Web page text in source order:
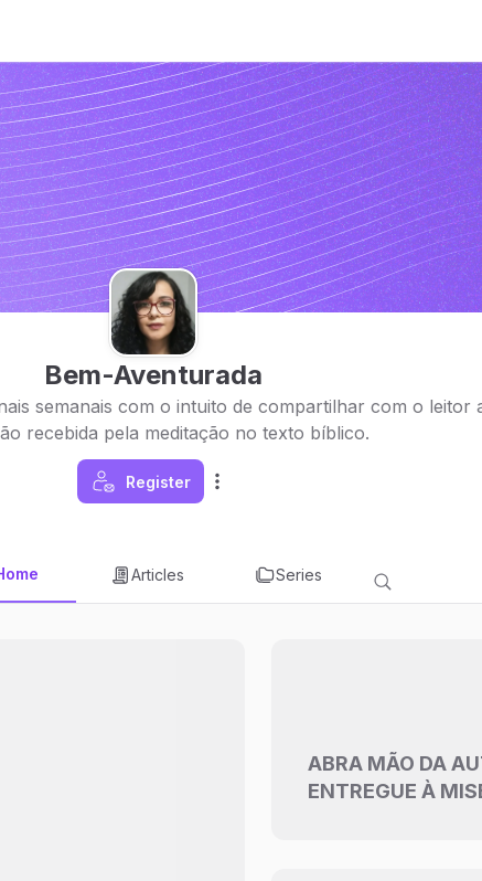
Bem-Aventurada
semanais com o intuito de compartilhar com o leitor
recebida pela meditação no texto bíblico.
Register
Articles Series
ABRA MÃO DA
ENTREGUE À